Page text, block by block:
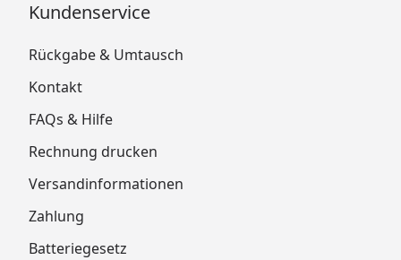
Kundenservice
Rückgabe & Umtausch
Kontakt
FAQs & Hilfe
Rechnung drucken
Versandinformationen
Zahlung
Batteriegesetz